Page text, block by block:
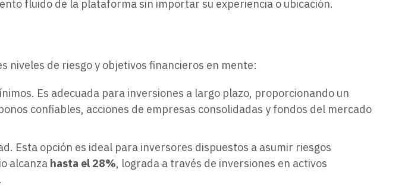
fluido de la plataforma sin importar su experiencia o ubicación.
niveles de riesgo y objetivos financieros en mente:
Es adecuada para inversiones a largo plazo, proporcionando un
confiables, acciones de empresas consolidadas y fondos del mercado
Esta opción es ideal para inversores dispuestos a asumir riesgos
alcanza hasta el 28%, lograda a través de inversiones en activos